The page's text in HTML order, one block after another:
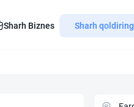
Sharh Biznes Sharh qoldiring